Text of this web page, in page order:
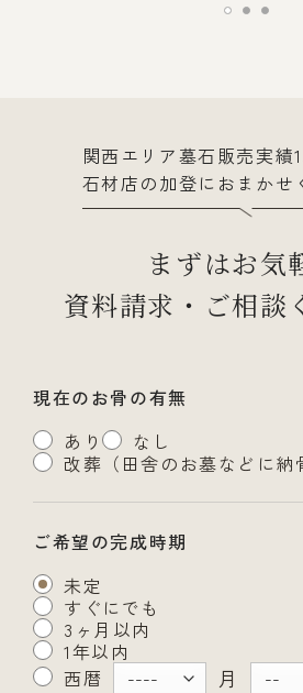
関西エリア墓石販売実績
石材店の加登におまかせ
まずはお気
資料請求・ご相談
現在のお骨の有無
あり
なし
改葬（田舎のお墓などに納
ご希望の完成時期
未定
すぐにでも
3ヶ月以内
1年以内
西暦
月